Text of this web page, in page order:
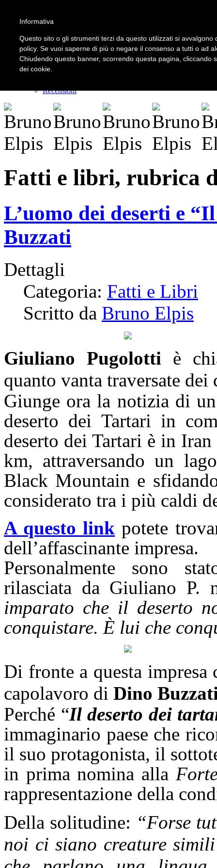
LOGIN | REGISTER
Home
Il carnevale dei delitti
Recensioni
Fatti e libri, rubrica
L’uomo dei deserti e
Buzzati
Dettagli
Categoria: Fatti e Libri
Scritto da Bruno Elpis
Giuliano Pugolotti è
quanto vanta traversate
Giunge ora la notizia di
deserto dei Tartari in
deserto dei Tartari è in
km, attraversando un
Black Mountain e
considerato tra i più caldi
A questo link potete
dell’affascinante impresa.
Personalmente sono
rilasciata da Giuliano
imparato che il deserto
conquistare. È lui che
Di fronte a questa impresa
capolavoro di Dino
Perché “Il deserto dei
immaginario paese che
il suo protagonista, il
in prima nomina alla
rappresentazione della
Della solitudine: “Forse
noi ci siano creature
Informativa
Questo sito o gli strumenti terzi da questo utilizzati si
policy. Se vuoi saperne di più o negare il consenso a tutti o ad
Chiudendo questo banner, scorrendo questa pagina, cliccando
dei cookie.